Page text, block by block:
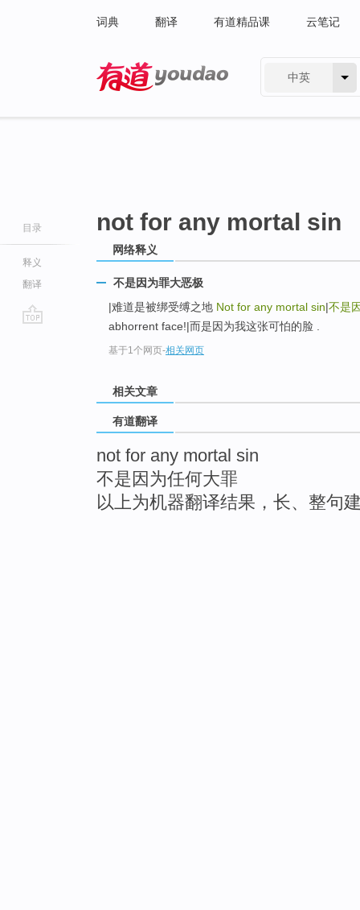
词典 翻译 有道精品课 云笔记
中英
目录
释义
翻译
not for any mortal sin
网络释义
不是因为罪大恶极
|难道是被绑受缚之地 Not for any mortal sin|不是
abhorrent face!|而是因为我这张可怕的脸 .
基于1个网页-相关网页
相关文章
有道翻译
not for any mortal sin
不是因为任何大罪
以上为机器翻译结果，长、整句